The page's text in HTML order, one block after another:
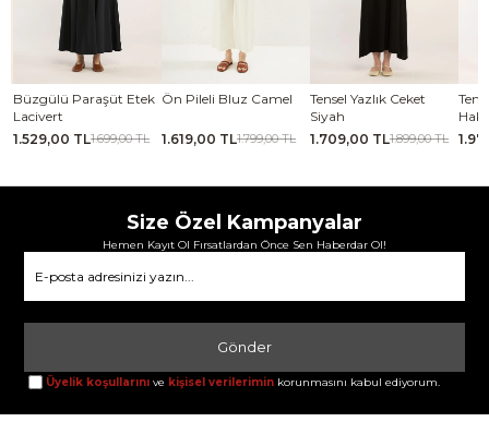
Büzgülü Paraşüt Etek
Lacivert
1.529,00 TL1.699,00 TL
Ön Pileli Bluz Camel
1.619,00 TL1.799,00 TL
Tensel Yazlık Ceket
Siyah
1.709,00 TL1.899,00 TL
Haki
Size Özel Kampanyalar
Hemen Kayıt Ol Fırsatlardan Önce Sen Haberdar Ol!
Gönder
Üyelik koşullarını ve kişisel verilerimin korunmasını kabul ediyorum.